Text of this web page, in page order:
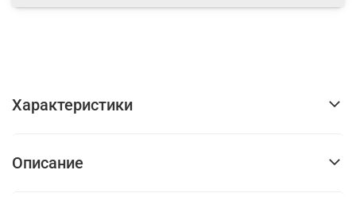
Характеристики
Описание